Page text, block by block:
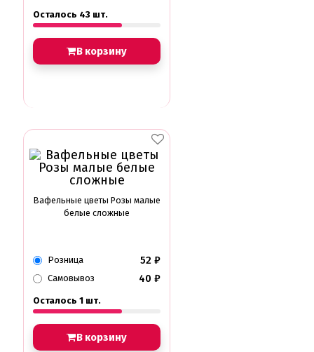
Осталось 43 шт.
В корзину
Вафельные цветы Розы малые
белые сложные
Розница 52 ₽
Самовывоз 40 ₽
Осталось 1 шт.
В корзину